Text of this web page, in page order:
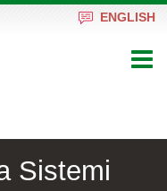
ENGLISH
Sistemi